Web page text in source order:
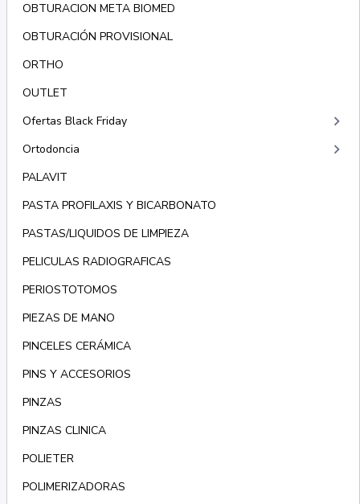
OBTURACION META BIOMED
OBTURACIÓN PROVISIONAL
ORTHO
OUTLET
Ofertas Black Friday
keyboard_arrow_right
Ortodoncia keyboard_arrow_right
PALAVIT
PASTA PROFILAXIS Y BICARBONATO
PASTAS/LIQUIDOS DE LIMPIEZA
PELICULAS RADIOGRAFICAS
PERIOSTOTOMOS
PIEZAS DE MANO
PINCELES CERÁMICA
PINS Y ACCESORIOS
PINZAS
PINZAS CLINICA
POLIETER
POLIMERIZADORAS